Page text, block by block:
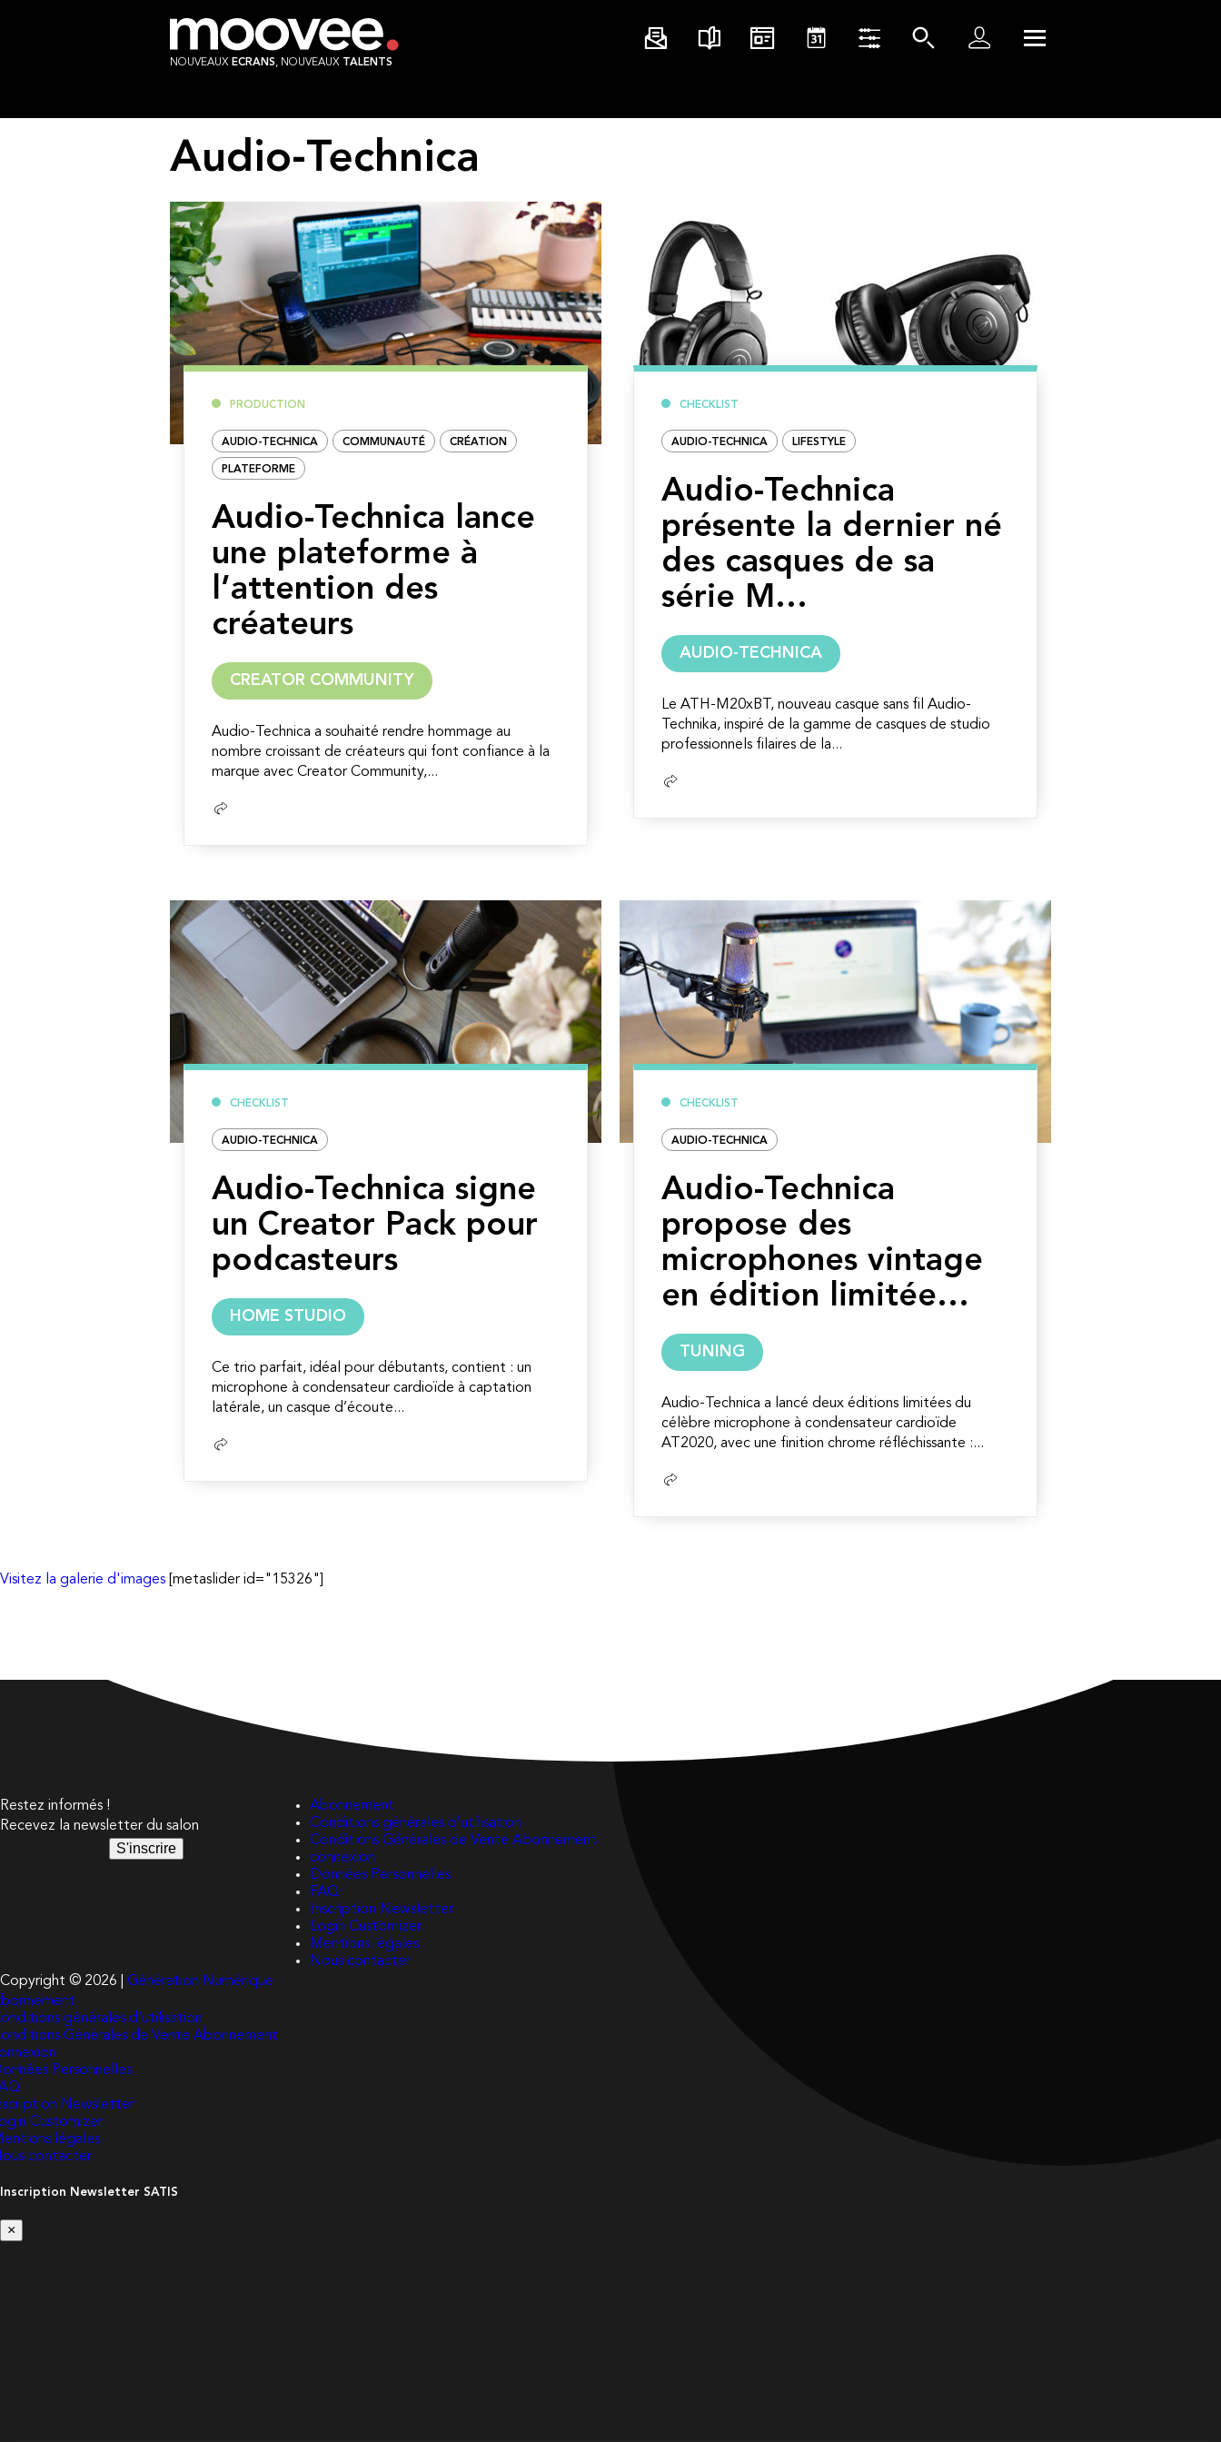
NOUVEAUX ECRANS, NOUVEAUX TALENTS
Audio-Technica
PRODUCTION
AUDIO-TECHNICA COMMUNAUTÉ CRÉATION
PLATEFORME
Audio-Technica lance
une plateforme à
l’attention des
créateurs
CREATOR COMMUNITY
Audio-Technica a souhaité rendre hommage au
nombre croissant de créateurs qui font confiance à la
marque avec Creator Community,...
Lire
CHECKLIST
AUDIO-TECHNICA LIFESTYLE
Audio-Technica
présente la dernier né
des casques de sa
série M…
AUDIO-TECHNICA
Le ATH-M20xBT, nouveau casque sans fil Audio-
Technika, inspiré de la gamme de casques de studio
professionnels filaires de la...
Lire
CHECKLIST
AUDIO-TECHNICA
Audio-Technica signe
un Creator Pack pour
podcasteurs
HOME STUDIO
Ce trio parfait, idéal pour débutants, contient : un
microphone à condensateur cardioïde à captation
latérale, un casque d’écoute...
Lire
CHECKLIST
AUDIO-TECHNICA
Audio-Technica
propose des
microphones vintage
en édition limitée…
TUNING
Audio-Technica a lancé deux éditions limitées du
célèbre microphone à condensateur cardioïde
AT2020, avec une finition chrome réfléchissante :...
Lire
Visitez la galerie d'images [metaslider id="15326"]
Restez informés !
Recevez la newsletter du salon
S'inscrire
Abonnement
Conditions générales d’utilisation
Conditions Générales de Vente Abonnement
connexion
Données Personnelles
FAQ
Inscription Newsletter
Login Customizer
Mentions légales
Nous contacter
Copyright © 2026 | Génération Numérique
générales d’utilisation
Générales de Vente Abonnement
Personnelles
Newsletter
Customizer
légales
contacter
Inscription Newsletter SATIS
×